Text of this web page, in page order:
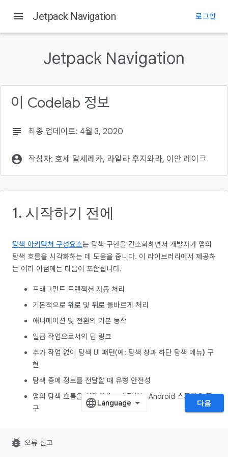
menu Jetpack Navigation 로그인
Jetpack Navigation
이 Codelab 정보
subject 최종 업데이트: 4월 3, 2020
account_circle 작성자: 호세 알세레카‎, 라일라 후지와라, 이안 레이크
1. 시작하기 전에
탐색 아키텍처 구성요소는 탐색 구현을 간소화하면서 개발자가 앱의
탐색 흐름을 시각화하는 데 도움을 줍니다. 이 라이브러리에서 제공하
는 여러 이점에는 다음이 포함됩니다.
프래그먼트 트랜잭션 자동 처리
기본적으로 위로 및 뒤로 올바르게 처리
애니메이션 및 전환의 기본 동작
일급 작업으로서의 딥 링크
추가 작업 없이 탐색 UI 패턴(예: 탐색 창과 하단 탐색 메뉴) 구
현
탐색 중에 정보를 전달할 때 유형 안전성
앱의 탐색 흐름을 시각화하고 수정하는 Android 스튜디오 도
구
다음
bug_report 오류 신고